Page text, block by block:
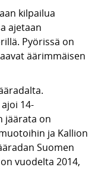
kilpailua
ajetaan
Pyörissä on
äärimmäisen
14-
jäärata on
ja Kallion
Suomen
vuodelta 2014,